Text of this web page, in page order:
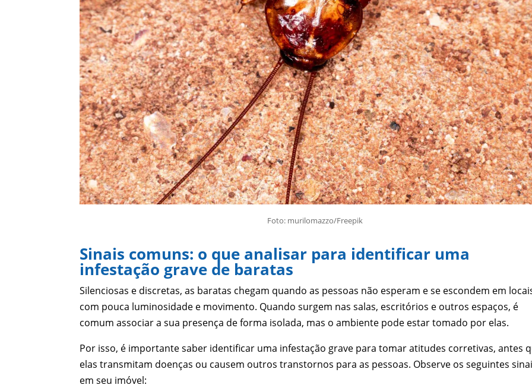
Foto: murilomazzo/Freepik
Sinais comuns: o que analisar para identificar uma
infestação grave de baratas
Silenciosas e discretas, as baratas chegam quando as pessoas não esperam e se escondem em
com pouca luminosidade e movimento. Quando surgem nas salas, escritórios e outros espaços, é
comum associar a sua presença de forma isolada, mas o ambiente pode estar tomado por elas.
Por isso, é importante saber identificar uma infestação grave para tomar atitudes corretivas, antes
elas transmitam doenças ou causem outros transtornos para as pessoas. Observe os seguintes
em seu imóvel: